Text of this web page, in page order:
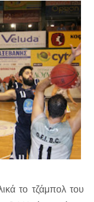
το τζάμπολ του